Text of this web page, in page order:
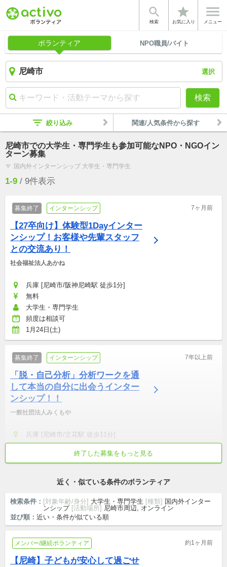

検索
star
お気に入り

メニュー
ボランティア NPO職員/バイト
選択
検索
filter_list 絞り込み 関連/人気条件から探す
尼崎市での大学生・専門学生も参加可能なNPO・NGOイン
ターン募集
filter_list 国内外インターンシップ 大学生・専門学生
1-9 / 9件表示
募集終了 インターンシップ 7ヶ月前
【27卒向け】体験型1Dayインター
ンシップ！お客様や先輩スタッフ
との交流あり！
社会福祉法人あかね
兵庫 [尼崎市/阪神尼崎駅 徒歩1分]
無料
大学生・専門学生
頻度は相談可
1月24日(土)
募集終了 インターンシップ 7年以上前
「脱・自己分析」分析ワークを通
して本当の自分に出会うインター
ンシップ！！
一般社団法人みくもや
兵庫 [尼崎市/立花駅 徒歩11分]
無料
大学生・専門学生終了した募集をもっと見る
近く・似ている条件のボランティア
検索条件： [対象年齢/身分] 大学生・専門学生 [種類] 国内外インター
ンシップ [活動場所] 尼崎市周辺, オンライン
並び順： 近い・条件が似ている順
メンバー/継続ボランティア 約1ヶ月前
【尼崎】子どもが安心して過ごせ